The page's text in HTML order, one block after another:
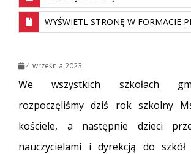
WYŚWIETL STRONĘ W FORMACIE
4 września 2023
We wszystkich szkołach
rozpoczęliśmy dziś rok szkolny
kościele, a następnie dzieci
nauczycielami i dyrekcją do